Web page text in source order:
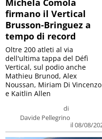
firmano il Vertical
Brusson-Bringuez a
tempo di record
di
Davide Pellegrino
il 08/08/
Oltre 200 atleti al via
dell'ultima tappa del Défì
Vertical, sul podio anche
Mathieu Brunod, Alex
Noussan, Miriam Di Vincenzo
e Kaitlin Allen